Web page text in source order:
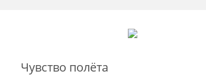
Чувство полёта